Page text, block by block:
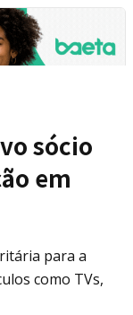
sócio
em
para a
como TVs,